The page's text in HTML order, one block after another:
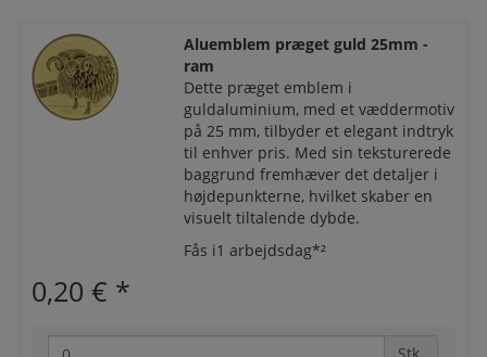
Aluemblem præget guld 25mm -
ram
Dette præget emblem i
guldaluminium, med et væddermotiv
på 25 mm, tilbyder et elegant indtryk
til enhver pris. Med sin teksturerede
baggrund fremhæver det detaljer i
højdepunkterne, hvilket skaber en
visuelt tiltalende dybde.
Fås i1 arbejdsdag*²
0,20 € *